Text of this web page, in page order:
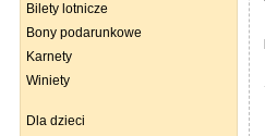
Bilety lotnicze
Bony podarunkowe
Karnety
Winiety
Dla dzieci